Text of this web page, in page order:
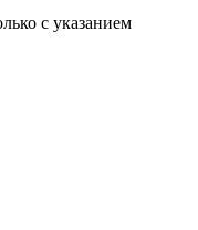
с указанием